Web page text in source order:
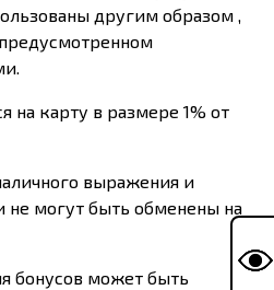
другим образом ,
на карту в размере 1% от
выражения и
не могут быть обменены на
бонусов может быть